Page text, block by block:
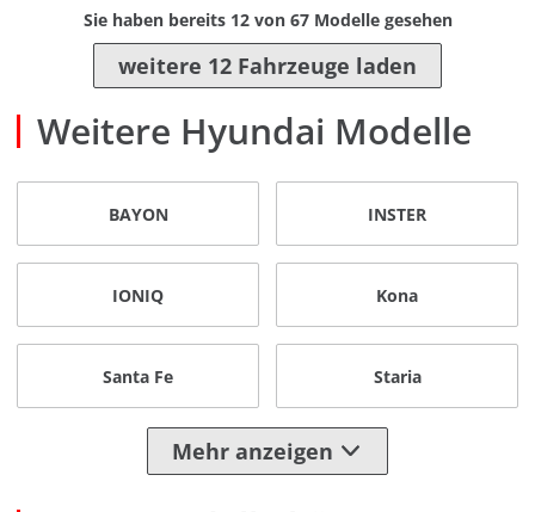
Sie haben bereits 12von 67Modelle gesehen
weitere 12 Fahrzeuge laden
Weitere Hyundai Modelle
BAYON INSTER
IONIQ Kona
Santa Fe Staria
Mehr anzeigen